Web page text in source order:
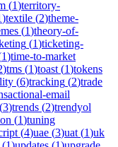
(1)territory-
)textile (2)theme-
(1)theory-of-
(1)ticketing-
1)time-to-market
)tms (1)toast (1)tokens
(6)tracking (2)trade
email
(3)trends (2)trendyol
(1)tuning
(4)uae (3)uat (1)uk